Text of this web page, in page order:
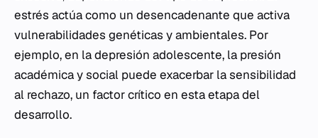
estrés actúa como un desencadenante que activa
vulnerabilidades genéticas y ambientales. Por
ejemplo, en la depresión adolescente, la presión
académica y social puede exacerbar la sensibilidad
al rechazo, un factor crítico en esta etapa del
desarrollo.